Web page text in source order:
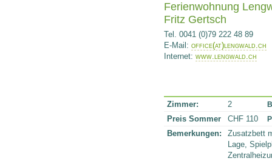
Ferienwohnung
Fritz Gertsch
Tel. 0041 (0)79 222 48 89
E-Mail: office(at)lengwald.ch
Internet: www.lengwald.ch
Zimmer: 2
Preis Sommer CHF 110
Bemerkungen:
Zusatzbett
Lage,